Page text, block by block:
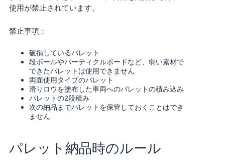
使用が禁止されています。
禁止事項：
破損しているパレット
段ボールやパーティクルボードなど、弱い素材で
できたパレットは使用できません
両面使用タイプのパレット
滑りロウを塗布した車両へのパレットの積み込み
パレットの2段積み
次の納品までパレットを保管しておくことはでき
ません
パレット納品時のルール